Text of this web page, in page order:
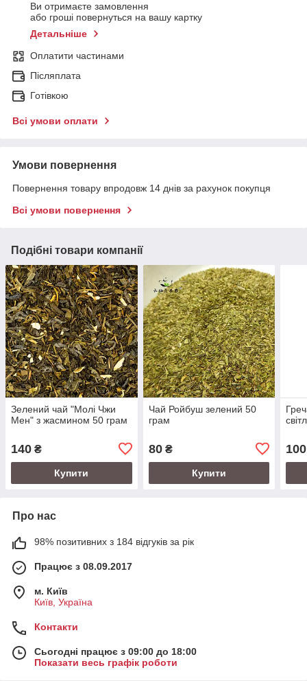
Ви отримаєте замовлення
або гроші повернуться на вашу картку
Детальніше
Оплатити частинами
Післяплата
Готівкою
Всі умови оплати
Умови повернення
Повернення товару впродовж 14 днів за рахунок покупця
Всі умови повернення
Подібні товари компанії
Зелений чай "Молі Чжи
Мeн" з жасмином 50 грам
140 ₴
Купити
Чай Ройбуш зелений 50
грам
80₴
Купити
100
Про нас
98% позитивних з 184 відгуків за рік
Працює з 08.09.2017
м. Київ
Київ, Україна
Контакти
Сьогодні працює з 09:00 до 18:00
Показати весь графік роботи